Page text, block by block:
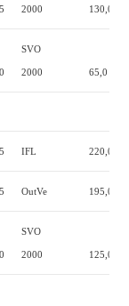
2000 130,0
SVO
2000 65,0
IFL 220,0
OutVe 195,0
SVO
2000 125,0